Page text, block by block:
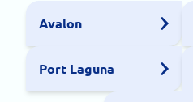
Avalon
Port Laguna